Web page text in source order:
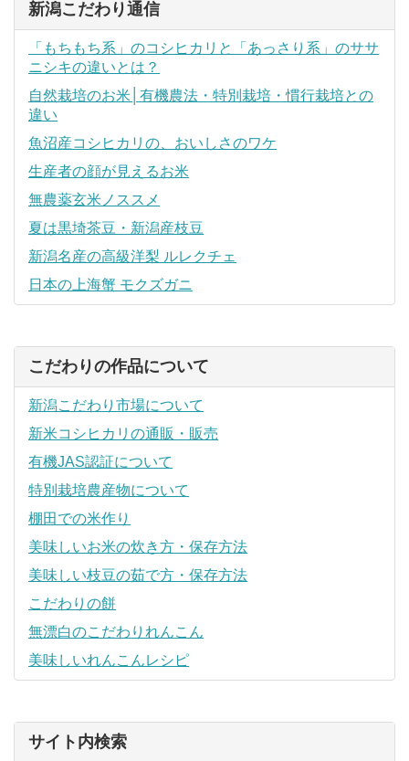
新潟こだわり通信
「もちもち系」のコシヒカリと「あっさり系」のササ
ニシキの違いとは？
自然栽培のお米│有機農法・特別栽培・慣行栽培との
違い
魚沼産コシヒカリの、おいしさのワケ
生産者の顔が見えるお米
無農薬玄米ノススメ
夏は黒埼茶豆・新潟産枝豆
新潟名産の高級洋梨 ルレクチェ
日本の上海蟹 モクズガニ
こだわりの作品について
新潟こだわり市場について
新米コシヒカリの通販・販売
有機JAS認証について
特別栽培農産物について
棚田での米作り
美味しいお米の炊き方・保存方法
美味しい枝豆の茹で方・保存方法
こだわりの餅
無漂白のこだわりれんこん
美味しいれんこんレシピ
サイト内検索